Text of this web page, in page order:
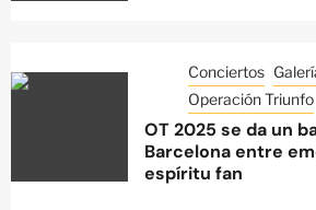
Conciertos
Operación Triunfo
OT 2025 se da un
Barcelona entre
espíritu fan